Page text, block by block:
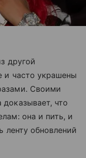
другой
и часто украшены
Своими
что
она и пить, и
ленту обновлений